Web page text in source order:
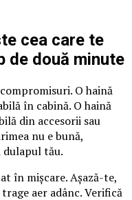
cea care te
de două minute
O haină
în cabină. O haină
din accesorii sau
nu e bună,
dulapul tău.
în mișcare. Așază-te,
aer adânc. Verifică